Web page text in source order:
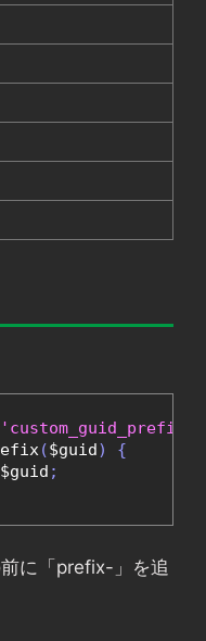
'custom_guid_prefix'
($guid)
{
$guid ;
に「prefix-」を追